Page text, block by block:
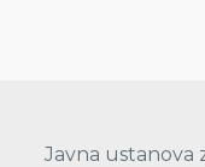
Javna ustanova